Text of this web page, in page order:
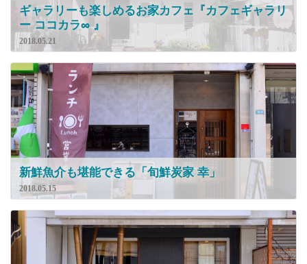
ギャラリーも楽しめるお家カフェ『カフェギャラリ
ー ココカラ∞ 』
2018.05.21
新鮮魚介も堪能できる「旬鮮炭家 幸」
2018.05.15